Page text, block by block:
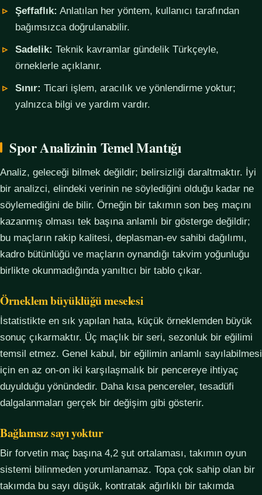
Şeffaflık: Anlatılan her yöntem, kullanıcı tarafından
bağımsızca doğrulanabilir.
Sadelik: Teknik kavramlar gündelik Türkçeyle,
örneklerle açıklanır.
Sınır: Ticari işlem, aracılık ve yönlendirme yoktur;
yalnızca bilgi ve yardım vardır.
Spor Analizinin Temel Mantığı
Analiz, geleceği bilmek değildir; belirsizliği daraltmaktır. İyi
bir analizci, elindeki verinin ne söylediğini olduğu kadar ne
söylemediğini de bilir. Örneğin bir takımın son beş maçını
kazanmış olması tek başına anlamlı bir gösterge değildir;
bu maçların rakip kalitesi, deplasman-ev sahibi dağılımı,
kadro bütünlüğü ve maçların oynandığı takvim yoğunluğu
birlikte okunmadığında yanıltıcı bir tablo çıkar.
Örneklem büyüklüğü meselesi
İstatistikte en sık yapılan hata, küçük örneklemden büyük
sonuç çıkarmaktır. Üç maçlık bir seri, sezonluk bir eğilimi
temsil etmez. Genel kabul, bir eğilimin anlamlı sayılabilmesi
için en az on-on iki karşılaşmalık bir pencereye ihtiyaç
duyulduğu yönündedir. Daha kısa pencereler, tesadüfi
dalgalanmaları gerçek bir değişim gibi gösterir.
Bağlamsız sayı yoktur
Bir forvetin maç başına 4,2 şut ortalaması, takımın oyun
sistemi bilinmeden yorumlanamaz. Topa çok sahip olan bir
takımda bu sayı düşük, kontratak ağırlıklı bir takımda